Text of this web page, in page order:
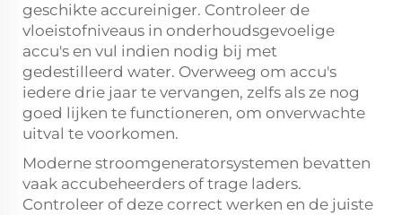
geschikte accureiniger. Controleer de
vloeistofniveaus in onderhoudsgevoelige
accu's en vul indien nodig bij met
gedestilleerd water. Overweeg om accu's
iedere drie jaar te vervangen, zelfs als ze nog
goed lijken te functioneren, om onverwachte
uitval te voorkomen.
Moderne stroomgeneratorsystemen bevatten
vaak accubeheerders of trage laders.
Controleer of deze correct werken en de juiste